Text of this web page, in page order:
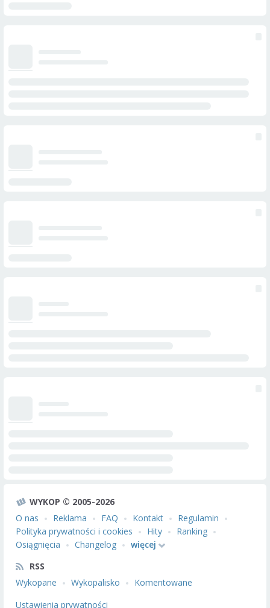
WYKOP © 2005-2026
O nas
Reklama FAQ Kontakt
Regulamin
Polityka prywatności i cookies
Hity
Ranking
Osiągnięcia
Changelog
więcej
RSS
Wykopane
Wykopalisko
Komentowane
Ustawienia prywatności